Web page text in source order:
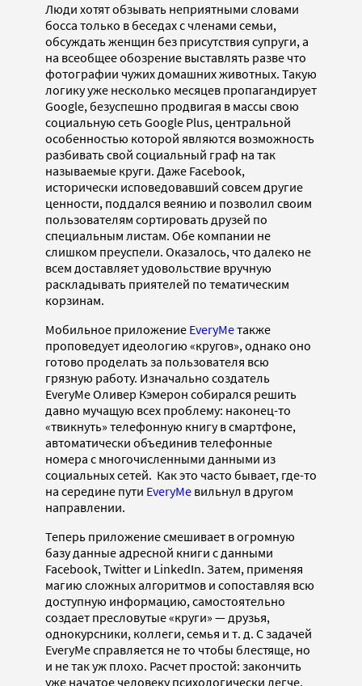
Люди хотят обзывать неприятными словами
босса только в беседах с членами семьи,
обсуждать женщин без присутствия супруги, а
на всеобщее обозрение выставлять разве что
фотографии чужих домашних животных. Такую
логику уже несколько месяцев пропагандирует
Google, безуспешно продвигая в массы свою
социальную сеть Google Plus, центральной
особенностью которой являются возможность
разбивать свой социальный граф на так
называемые круги. Даже Facebook,
исторически исповедовавший совсем другие
ценности, поддался веянию и позволил своим
пользователям сортировать друзей по
специальным листам. Обе компании не
слишком преуспели. Оказалось, что далеко не
всем доставляет удовольствие вручную
раскладывать приятелей по тематическим
корзинам.
Мобильное приложение EveryMeтакже
проповедует идеологию «кругов», однако оно
готово проделать за пользователя всю
грязную работу. Изначально создатель
EveryMeОливер Кэмерон собирался решить
давно мучащую всех проблему: наконец-то
«твикнуть» телефонную книгу в смартфоне,
автоматически объединив телефонные
номера с многочисленными данными из
социальных сетей. Как это часто бывает, где-то
на середине пути EveryMe вильнул в другом
направлении.
Теперь приложение смешивает в огромную
базу данные адресной книги с данными
Facebook, Twitter и LinkedIn. Затем, применяя
магию сложных алгоритмов и сопоставляя всю
доступную информацию, самостоятельно
создает пресловутые «круги» — друзья,
однокурсники, коллеги, семья и т. д. С задачей
EveryMe справляется не то чтобы блестяще, но
и не так уж плохо. Расчет простой: закончить
уже начатое человеку психологически легче.